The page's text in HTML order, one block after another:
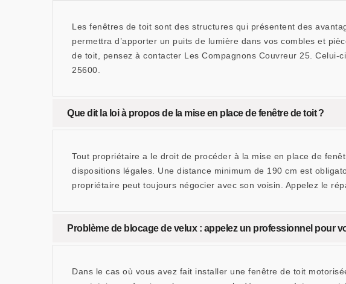
Les fenêtres de toit sont des structures qui présentent des
permettra d’apporter un puits de lumière dans vos combles et
de toit, pensez à contacter Les Compagnons Couvreur 25.
25600.
Que dit la loi à propos de la mise en place de fenêtre de toit ?
Tout propriétaire a le droit de procéder à la mise en place de
dispositions légales. Une distance minimum de 190 cm est
propriétaire peut toujours négocier avec son voisin. Appelez le
Problème de blocage de velux : appelez un professionnel pour
Dans le cas où vous avez fait installer une fenêtre de toit